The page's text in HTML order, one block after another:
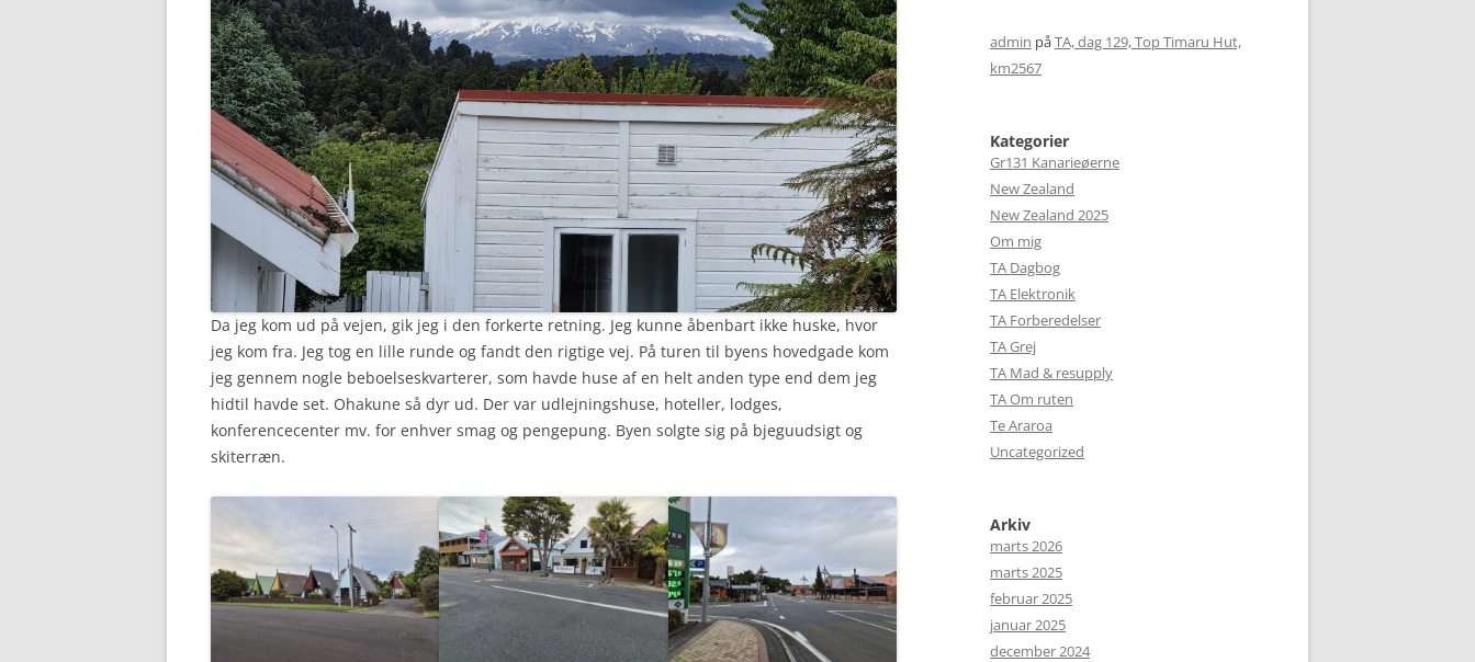
Da jeg kom ud på vejen, gik jeg i den forkerte retning. Jeg kunne åbenbart ikke huske, hvor
jeg kom fra. Jeg tog en lille runde og fandt den rigtige vej. På turen til byens hovedgade kom
jeg gennem nogle beboelseskvarterer, som havde huse af en helt anden type end dem jeg
hidtil havde set. Ohakune så dyr ud. Der var udlejningshuse, hoteller, lodges,
konferencecenter mv. for enhver smag og pengepung. Byen solgte sig på bjeguudsigt og
skiterræn.
admin påTA, dag 129, Top Timaru Hut,
km2567
Kategorier
Gr131 Kanarieøerne
New Zealand
New Zealand 2025
Om mig
TA Dagbog
TA Elektronik
TA Forberedelser
TA Grej
TA Mad & resupply
TA Om ruten
Te Araroa
Uncategorized
Arkiv
marts 2026
marts 2025
februar 2025
januar 2025
december 2024